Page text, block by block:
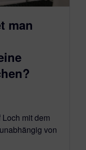
man
mit dem
von